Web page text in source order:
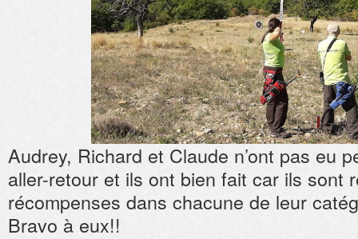
Audrey, Richard et Claude n’ont pas eu
aller-retour et ils ont bien fait car ils sont
récompenses dans chacune de leur
Bravo à eux!!